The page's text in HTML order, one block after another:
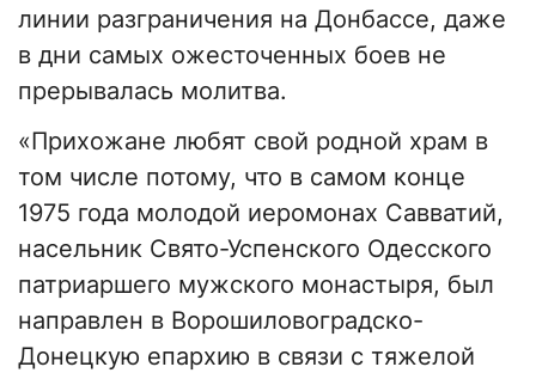
линии разграничения на Донбассе, даже
в дни самых ожесточенных боев не
прерывалась молитва.
«Прихожане любят свой родной храм в
том числе потому, что в самом конце
1975 года молодой иеромонах Савватий,
насельник Свято-Успенского Одесского
патриаршего мужского монастыря, был
направлен в Ворошиловоградско-
Донецкую епархию в связи с тяжелой